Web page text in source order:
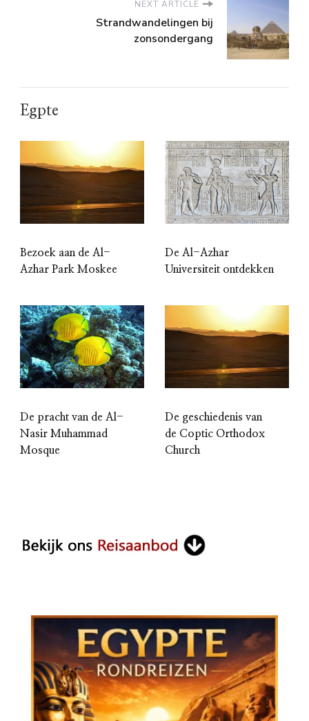
NEXT ARTICLE
Strandwandelingen bij
zonsondergang
Egpte
Bezoek aan de Al-
Azhar Park Moskee
De Al-Azhar
Universiteit ontdekken
De pracht van de Al-
Nasir Muhammad
Mosque
De geschiedenis van
de Coptic Orthodox
Church